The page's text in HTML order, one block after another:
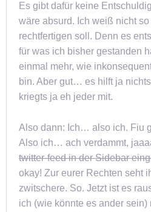
Es gibt dafür keine
wäre absurd. Ich weiß nicht
rechtfertigen soll. Denn es
für was ich bisher gestanden
einmal mehr, wie
bin. Aber gut… es hilft ja
kriegts ja eh jeder mit.
Also dann: Ich… also ich. Fiu
Also ich… ach verdammt,
twitter-feed in der Sidebar
okay! Zur eurer Rechten seht
zwitschere. So. Jetzt ist es
ich (wie könnte es ander sein)